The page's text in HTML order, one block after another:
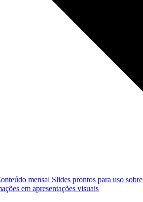
mensal Slides prontos para uso
em apresentações visuais